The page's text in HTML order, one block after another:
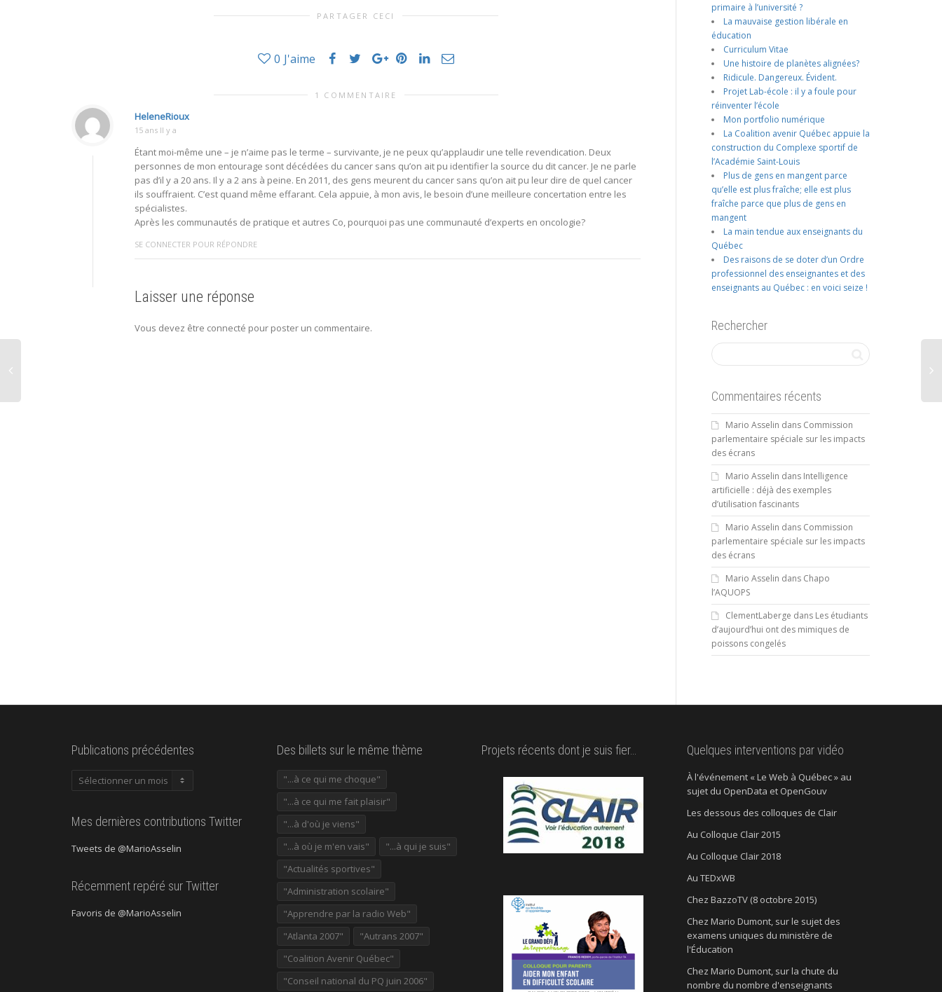
PARTAGER CECI
0 J'aime
1 COMMENTAIRE
HeleneRioux
15 ans Il y a
Étant moi-même une – je n’aime pas le terme – survivante, je ne peux qu’applaudir une telle revendication. Deux
personnes de mon entourage sont décédées du cancer sans qu’on ait pu identifier la source du dit cancer. Je ne parle
pas d’il y a 20 ans. Il y a 2 ans à peine. En 2011, des gens meurent du cancer sans qu’on ait pu leur dire de quel cancer
ils souffraient. C’est quand même effarant. Cela appuie, à mon avis, le besoin d’une meilleure concertation entre les
spécialistes.
Après les communautés de pratique et autres Co, pourquoi pas une communauté d’experts en oncologie?
SE CONNECTER POUR RÉPONDRE
Laisser une réponse
Vous devez être connecté pour poster un commentaire.
primaire à l’université ?
La mauvaise gestion libérale en
éducation
Curriculum Vitae
Une histoire de planètes alignées?
Ridicule. Dangereux. Évident.
Projet Lab-école : il y a foule pour
réinventer l’école
Mon portfolio numérique
La Coalition avenir Québec appuie la
construction du Complexe sportif de
l’Académie Saint-Louis
Plus de gens en mangent parce
qu’elle est plus fraîche; elle est plus
fraîche parce que plus de gens en
mangent
La main tendue aux enseignants du
Québec
Des raisons de se doter d’un Ordre
professionnel des enseignantes et des
enseignants au Québec : en voici seize !
Rechercher
Commentaires récents
Mario Asselin dans Commission
parlementaire spéciale sur les impacts
des écrans
Mario Asselin dans Intelligence
artificielle : déjà des exemples
d’utilisation fascinants
Mario Asselin dans Commission
parlementaire spéciale sur les impacts
des écrans
Mario Asselin dans Chapo
l’AQUOPS
ClementLaberge dans Les étudiants
d’aujourd’hui ont des mimiques de
poissons congelés
Publications précédentes
Publications
Mes dernières contributions Twitter
Tweets de @MarioAsselin
Récemment repéré sur Twitter
Favoris de @MarioAsselin
Des billets sur le même thème
"...à ce qui me choque"
"...à ce qui me fait plaisir"
"...à d'où je viens"
"...à où je m'en vais"
"...à qui je suis"
"Actualités sportives"
"Administration scolaire"
"Apprendre par la radio Web"
"Atlanta 2007"
"Autrans 2007"
"Coalition Avenir Québec"
"Conseil national du PQ juin 2006"
Projets récents dont je suis fier… Quelques interventions par vidéo
À l'événement « Le Web à Québec » au
sujet du OpenData et OpenGouv
Les dessous des colloques de Clair
Au Colloque Clair 2015
Au Colloque Clair 2018
Au TEDxWB
Chez BazzoTV (8 octobre 2015)
Chez Mario Dumont, sur le sujet des
examens uniques du ministère de
l'Éducation
Chez Mario Dumont, sur la chute du
nombre du nombre d'enseignants